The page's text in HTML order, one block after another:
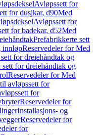
Avløpssett for
for dusjkar, d90Med
Avløpssett for
for badekar, d52Med
Prefabrikkerte sett
innløpReservedeler for Med
for dreiehåndtak og
for dreiehåndtak og
Reservedeler for Med
avløpssett for
for
Reservedeler for
Installasjons- og
Reservedeler for
for